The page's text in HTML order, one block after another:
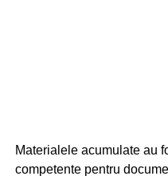
Materialele acumulate au
competente pentru